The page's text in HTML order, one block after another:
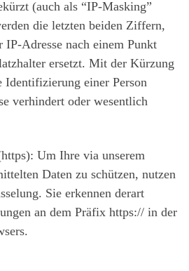
(auch als “IP-Masking”
die letzten beiden Ziffern,
Adresse nach einem Punkt
ersetzt. Mit der Kürzung
Identifizierung einer Person
verhindert oder wesentlich
Um Ihre via unserem
Daten zu schützen, nutzen
Sie erkennen derart
an dem Präfix https:// in der